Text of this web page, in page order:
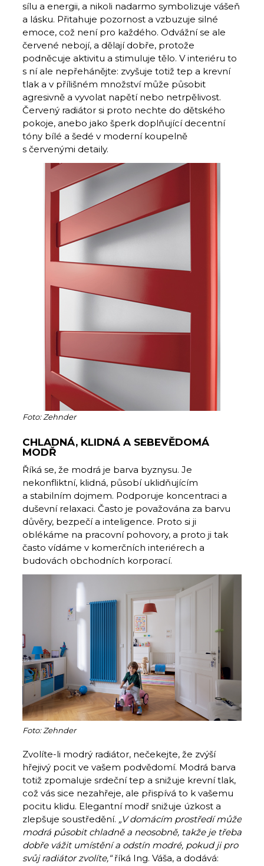
sílu a energii, a nikoli nadarmo symbolizuje vášeň
a lásku. Přitahuje pozornost a vzbuzuje silné
emoce, což není pro každého. Odvážní se ale
červené nebojí, a dělají dobře, protože
podněcuje aktivitu a stimuluje tělo. V interiéru to
s ní ale nepřehánějte: zvyšuje totiž tep a krevní
tlak a v přílišném množství může působit
agresivně a vyvolat napětí nebo netrpělivost.
Červený radiátor si proto nechte do dětského
pokoje, anebo jako šperk doplňující decentní
tóny bílé a šedé v moderní koupelně
s červenými detaily.
Foto: Zehnder
CHLADNÁ, KLIDNÁ A SEBEVĚDOMÁ
MODŘ
Říká se, že modrá je barva byznysu. Je
nekonfliktní, klidná, působí uklidňujícím
a stabilním dojmem. Podporuje koncentraci a
duševní relaxaci. Často je považována za barvu
důvěry, bezpečí a inteligence. Proto si ji
oblékáme na pracovní pohovory, a proto ji tak
často vídáme v komerčních interiérech a
budovách obchodních korporací.
Foto: Zehnder
Zvolíte-li modrý radiátor, nečekejte, že zvýší
hřejivý pocit ve vašem podvědomí. Modrá barva
totiž zpomaluje srdeční tep a snižuje krevní tlak,
což vás sice nezahřeje, ale přispívá to k vašemu
pocitu klidu. Elegantní modř snižuje úzkost a
zlepšuje soustředění. „V domácím prostředí může
modrá působit chladně a neosobně, takže je třeba
dobře vážit umístění a odstín modré, pokud ji pro
svůj radiátor zvolíte,“říká Ing. Váša, a dodává: